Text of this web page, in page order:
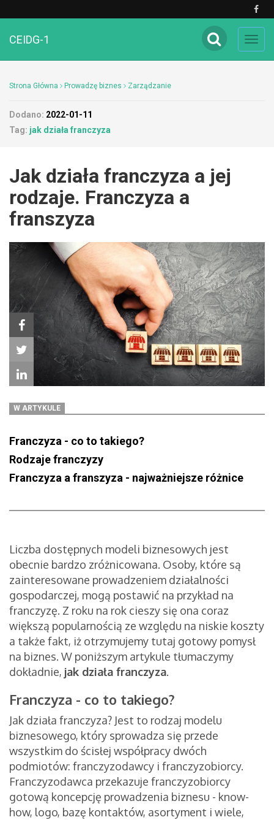
CEIDG-1
Strona Główna Prowadzę biznes Zarządzanie
Dodano: 2022-01-11
Tag: jak działa franczyza
Jak działa franczyza a jej
rodzaje. Franczyza a
franszyza
W ARTYKULE
Franczyza - co to takiego?
Rodzaje franczyzy
Franczyza a franszyza - najważniejsze różnice
Liczba dostępnych modeli biznesowych jest
obecnie bardzo zróżnicowana. Osoby, które są
zainteresowane prowadzeniem działalności
gospodarczej, mogą postawić na przykład na
franczyzę. Z roku na rok cieszy się ona coraz
większą popularnością ze względu na niskie koszty
a także fakt, iż otrzymujemy tutaj gotowy pomysł
na biznes. W poniższym artykule tłumaczymy
dokładnie, jak działa franczyza.
Franczyza - co to takiego?
Jak działa franczyza? Jest to rodzaj modelu
biznesowego, który sprowadza się przede
wszystkim do ścisłej współpracy dwóch
podmiotów: franczyzodawcy i franczyzobiorcy.
Franczyzodawca przekazuje franczyzobiorcy
gotową koncepcję prowadzenia biznesu - know-
how, logo, bazę kontaktów, asortyment i wiele,